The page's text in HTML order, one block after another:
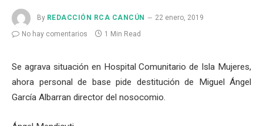
By REDACCIÓN RCA CANCÚN
22 enero, 2019
No hay comentarios
1 Min Read
Se agrava situación en Hospital Comunitario de Isla Mujeres,
ahora personal de base pide destitución de Miguel Ángel
García Albarran director del nosocomio.